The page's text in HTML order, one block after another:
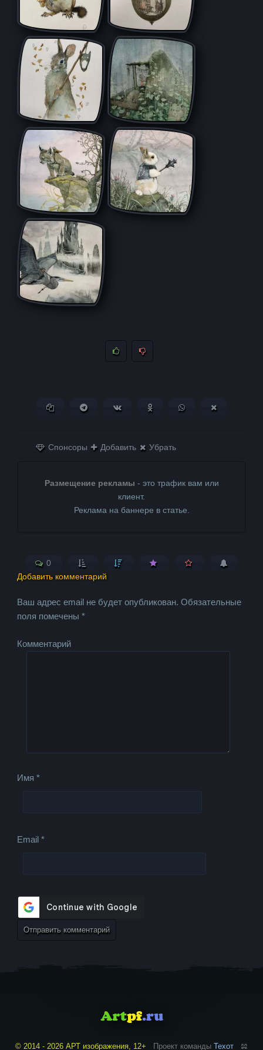
Копировать ссылкуПоделиться в Telegram
Поделиться ВКонтактеПоделиться в
Поделиться в
Спонсоры Добавить Убрать
Размещение рекламы - это трафик вам или
клиент.
Реклама на баннере в статье.
0
Добавить комментарий
Ваш адрес email не будет опубликован. Обязательные
поля помечены*
Комментарий
Имя*
Email*
© 2014 - 2026 АРТ изображения, 12+ Проект команды Техот 𝌴